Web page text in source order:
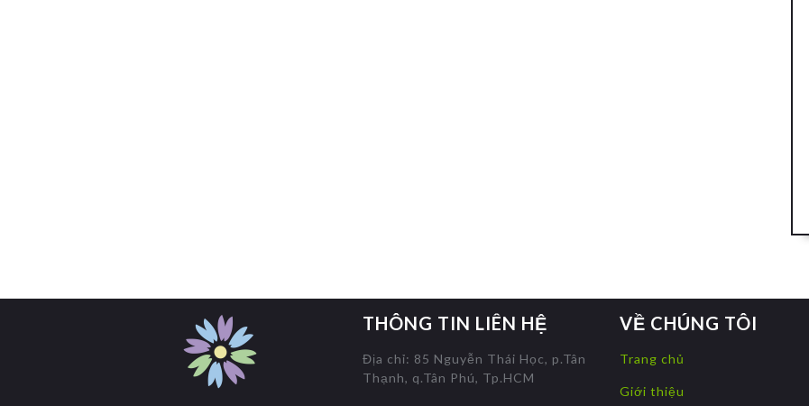
THÔNG TIN LIÊN HỆ
Địa chỉ: 85 Nguyễn Thái Học, p.Tân
Thạnh, q.Tân Phú, Tp.HCM
VỀ CHÚNG TÔI
Trang chủ
Giới thiệu